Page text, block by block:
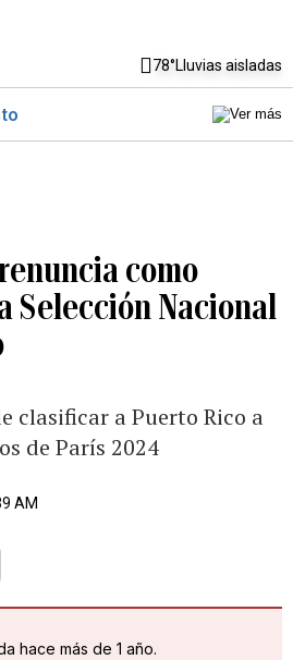
78°Lluvias aisladas
como
Selección Nacional
clasificar a Puerto Rico a
de París 2024
AM
hace más de 1 año.